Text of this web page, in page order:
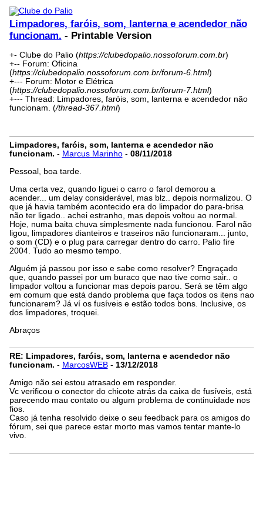
Limpadores, faróis, som, lanterna e acendedor não
funcionam. - Printable Version
+- Clube do Palio (https://clubedopalio.nossoforum.com.br)
+-- Forum: Oficina
(https://clubedopalio.nossoforum.com.br/forum-6.html)
+--- Forum: Motor e Elétrica
(https://clubedopalio.nossoforum.com.br/forum-7.html)
+--- Thread: Limpadores, faróis, som, lanterna e acendedor não
funcionam. (/thread-367.html)
Limpadores, faróis, som, lanterna e acendedor não
funcionam. - Marcus Marinho- 08/11/2018
Pessoal, boa tarde.
Uma certa vez, quando liguei o carro o farol demorou a
acender... um delay considerável, mas blz.. depois normalizou. O
que já havia também acontecido era do limpador do para-brisa
não ter ligado.. achei estranho, mas depois voltou ao normal.
Hoje, numa baita chuva simplesmente nada funcionou. Farol não
ligou, limpadores dianteiros e traseiros não funcionaram... junto,
o som (CD) e o plug para carregar dentro do carro. Palio fire
2004. Tudo ao mesmo tempo.
Alguém já passou por isso e sabe como resolver? Engraçado
que, quando passei por um buraco que nao tive como sair.. o
limpador voltou a funcionar mas depois parou. Será se têm algo
em comum que está dando problema que faça todos os itens nao
funcionarem? Já ví os fusíveis e estão todos bons. Inclusive, os
dos limpadores, troquei.
Abraços
RE: Limpadores, faróis, som, lanterna e acendedor não
funcionam. - MarcosWEB- 13/12/2018
Amigo não sei estou atrasado em responder.
Vc verificou o conector do chicote atrás da caixa de fusíveis, está
parecendo mau contato ou algum problema de continuidade nos
fios.
Caso já tenha resolvido deixe o seu feedback para os amigos do
fórum, sei que parece estar morto mas vamos tentar mante-lo
vivo.